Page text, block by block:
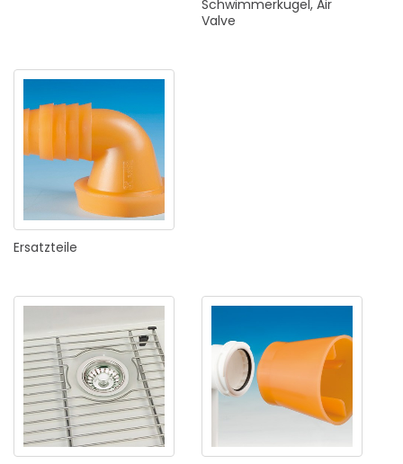
Schwimmerkugel, Air
Valve
Ersatzteile